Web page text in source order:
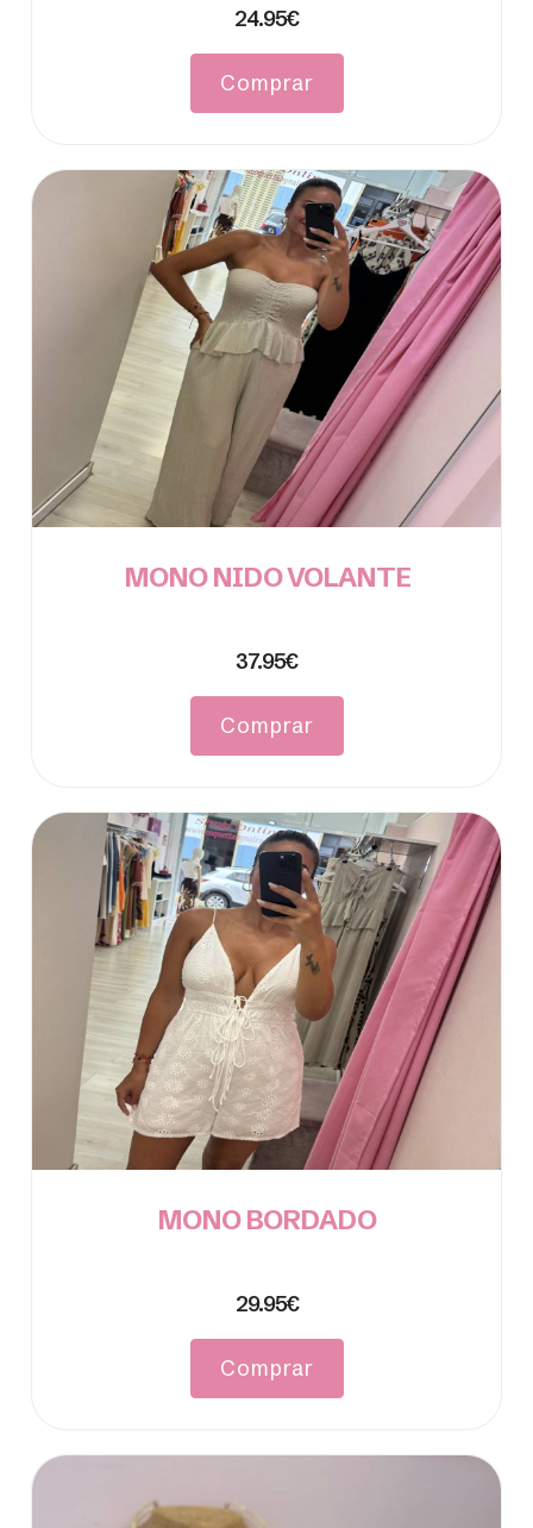
24.95€
Comprar
MONO NIDO VOLANTE
37.95€
Comprar
MONO BORDADO
29.95€
Comprar